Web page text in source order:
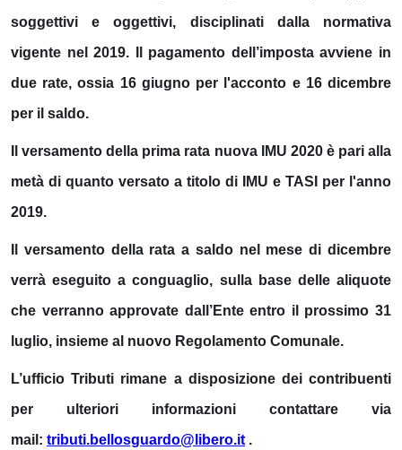
soggettivi e oggettivi, disciplinati dalla normativa
vigente nel 2019. Il pagamento dell’imposta avviene in
due rate, ossia 16 giugno per l'acconto e16 dicembre
per il saldo.
Il versamento della prima rata nuova IMU 2020 è pari alla
metà di quanto versato a titolo di IMU e TASI per l'anno
2019.
Il versamento della rata a saldo nel mese di dicembre
verrà eseguito a conguaglio, sulla base delle aliquote
che verranno approvate dall’Ente entro il prossimo 31
luglio, insieme al nuovo Regolamento Comunale.
L’ufficio Tributi rimane a disposizione dei contribuenti
per ulteriori informazioni contattare via
mail: tributi.bellosguardo@libero.it .